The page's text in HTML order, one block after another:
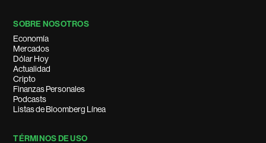
SOBRE NOSOTROS
Economía
Mercados
Dólar Hoy
Actualidad
Cripto
Finanzas Personales
Podcasts
Listas de Bloomberg Línea
TÉRMINOS DE USO